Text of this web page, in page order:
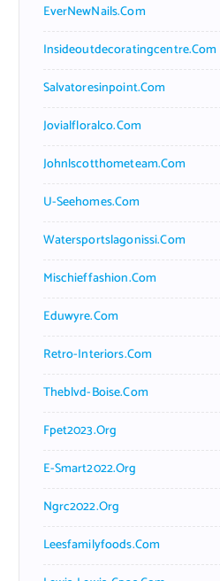
EverNewNails.com
Insideoutdecoratingcentre.com
Salvatoresinpoint.com
Jovialfloralco.com
Johnlscotthometeam.com
U-Seehomes.com
Watersportslagonissi.com
Mischieffashion.com
Eduwyre.com
Retro-Interiors.com
Theblvd-Boise.com
Fpet2023.org
E-Smart2022.org
Ngrc2022.org
Leesfamilyfoods.com